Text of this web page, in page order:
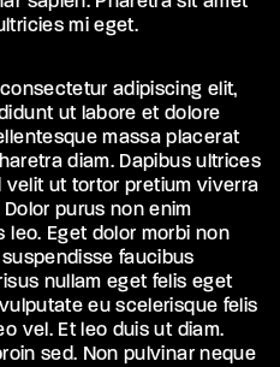
mi eget.
adipiscing elit,
ut labore et dolore
massa placerat
diam. Dapibus ultrices
velit ut tortor pretium viverra
purus non enim
leo. Eget dolor morbi non
faucibus
nullam eget felis eget
eu scelerisque felis
vel. Et leo duis ut diam.
sed. Non pulvinar neque